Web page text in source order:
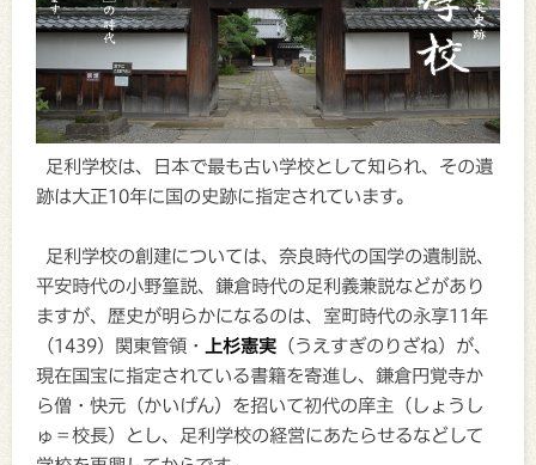
足利学校は、日本で最も古い学校として知られ、その遺
跡は大正10年に国の史跡に指定されています。
足利学校の創建については、奈良時代の国学の遺制説、
平安時代の小野篁説、鎌倉時代の足利義兼説などがあり
ますが、歴史が明らかになるのは、室町時代の永享11年
（1439）関東管領・
上杉憲実 （うえすぎのりざね）が、
現在国宝に指定されている書籍を寄進し、鎌倉円覚寺か
ら僧・快元（かいげん）を招いて初代の庠主（しょうし
ゅ＝校長）とし、足利学校の経営にあたらせるなどして